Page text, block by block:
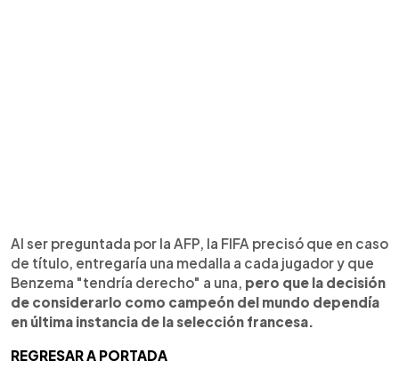
Al ser preguntada por la AFP, la FIFA precisó que en caso
de título, entregaría una medalla a cada jugador y que
Benzema "tendría derecho" a una, pero que la decisión
de considerarlo como campeón del mundo dependía
en última instancia de la selección francesa.
REGRESAR A PORTADA